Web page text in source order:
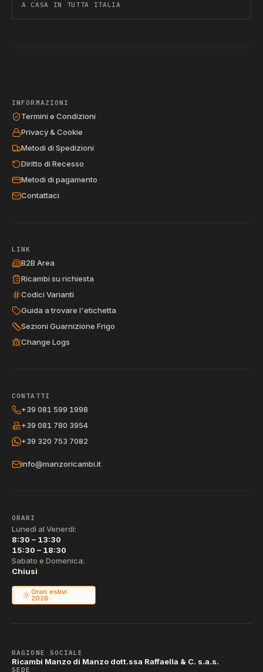
A CASA IN TUTTA ITALIA
INFORMAZIONI
Termini e Condizioni
Privacy & Cookie
Metodi di Spedizioni
Diritto di Recesso
Metodi di pagamento
Contattaci
LINK
B2B Area
Ricambi su richiesta
Codici Varianti
Guida a trovare l'etichetta
Sezioni Guarnizione Frigo
Change Logs
CONTATTI
+39 081 599 1998
+39 081 780 3954
+39 320 753 7082
info@manzoricambi.it
ORARI
Lunedì al Venerdì:
8:30 – 13:30
15:30 – 18:30
Sabato e Domenica:
Chiusi
Orari estivi
2026
RAGIONE SOCIALE
Ricambi Manzo di Manzo dott.ssa Raffaella & C. s.a.s.
SEDE